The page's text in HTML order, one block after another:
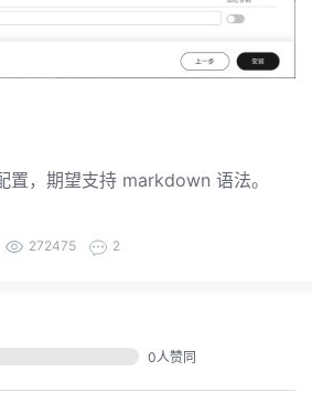
置，期望支持 markdown 语法。
272475 2
0人赞同